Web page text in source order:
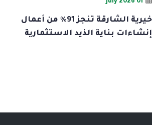
01 July 2026
خيرية الشارقة تنجز 91% من أعمال
إنشاءات بناية الذيد الاستثمارية